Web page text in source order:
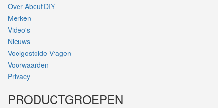
Over About DIY
Merken
Video's
Nieuws
Veelgestelde Vragen
Voorwaarden
Privacy
PRODUCTGROEPEN